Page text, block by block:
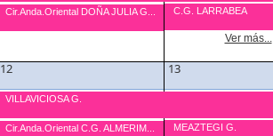
Cir.Anda.Oriental DOÑA JULIA G... C.G. LARRABEA
Ver más...
12
VILLAVICIOSA G.
Cir.Anda.Oriental C.G. ALMERIM...
13
MEAZTEGI G.